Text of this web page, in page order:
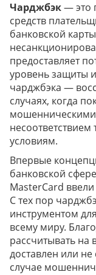
Чарджбэк— это
средств
банковской
предоставляет
уровень защиты
чарджбэка —
случаях, когда
условиям.
Впервые
банковской
MasterCard ввели
С тех пор
инструментом
всему миру.
рассчитывать на
доставлен или не
случае